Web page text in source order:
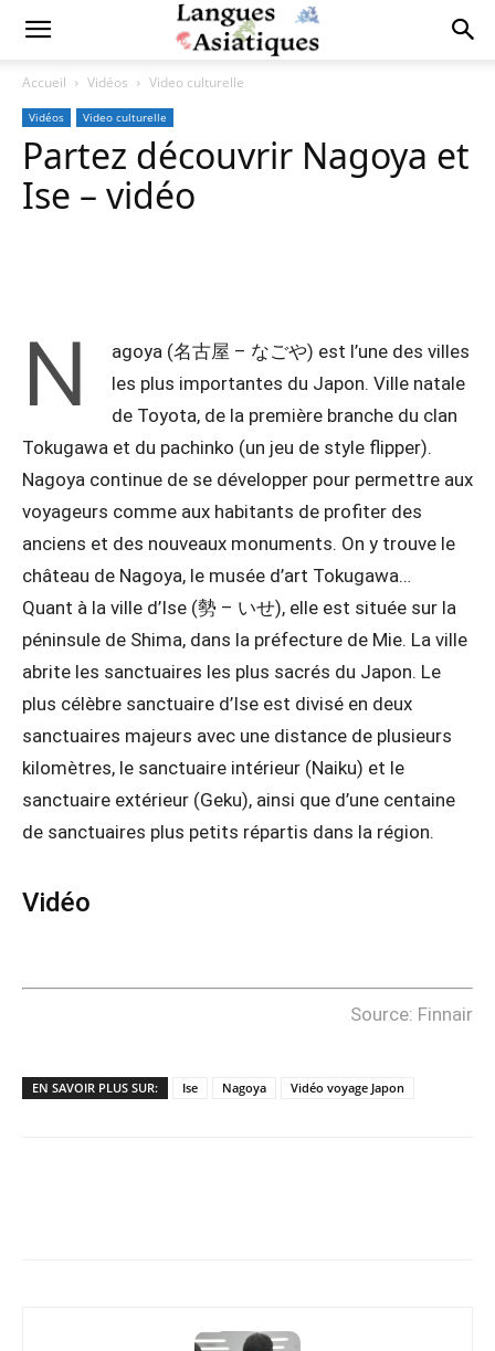
Accueil Vidéos Video culturelle
Vidéos Video culturelle
Partez découvrir Nagoya et
Ise – vidéo
N
agoya (名古屋 – なごや) est l’une des villes
les plus importantes du Japon. Ville natale
de Toyota, de la première branche du clan
Tokugawa et du pachinko (un jeu de style flipper).
Nagoya continue de se développer pour permettre aux
voyageurs comme aux habitants de profiter des
anciens et des nouveaux monuments. On y trouve le
château de Nagoya, le musée d’art Tokugawa…
Quant à la ville d’Ise (勢 – いせ), elle est située sur la
péninsule de Shima, dans la préfecture de Mie. La ville
abrite les sanctuaires les plus sacrés du Japon. Le
plus célèbre sanctuaire d’Ise est divisé en deux
sanctuaires majeurs avec une distance de plusieurs
kilomètres, le sanctuaire intérieur (Naiku) et le
sanctuaire extérieur (Geku), ainsi que d’une centaine
de sanctuaires plus petits répartis dans la région.
Vidéo
Source: Finnair
EN SAVOIR PLUS SUR: Ise Nagoya Vidéo voyage Japon